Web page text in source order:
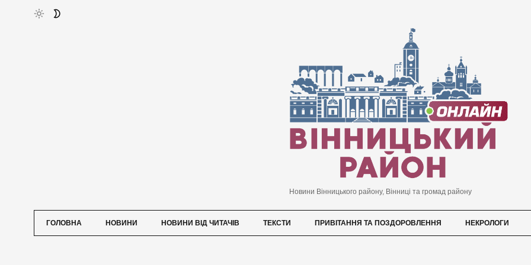
Новини Вінницького району, Вінниці та громад району
ГОЛОВНА НОВИНИ НОВИНИ ВІД ЧИТАЧІВ ТЕКСТИ ПРИВІТАННЯ ТА ПОЗДОРОВЛЕННЯ НЕКРОЛОГИ